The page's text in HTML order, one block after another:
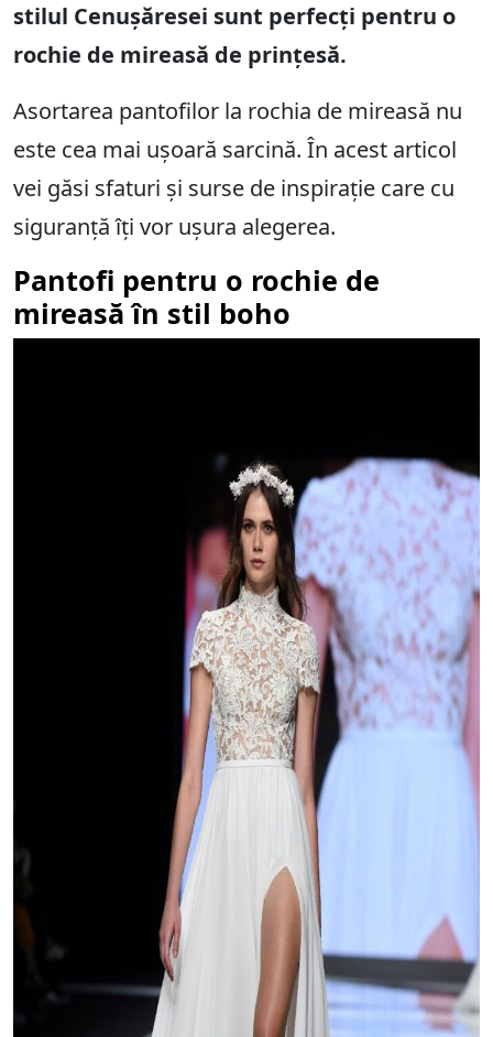
stilul Cenușăresei sunt perfecți pentru o
rochie de mireasă de prințesă.
Asortarea pantofilor la rochia de mireasă nu
este cea mai ușoară sarcină. În acest articol
vei găsi sfaturi și surse de inspirație care cu
siguranță îți vor ușura alegerea.
Pantofi pentru o rochie de
mireasă în stil boho